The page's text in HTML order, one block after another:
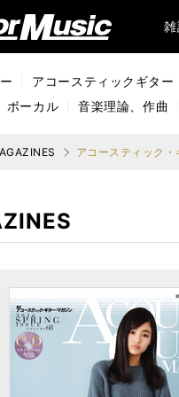
Music)
アコースティックギター
ボーカル
音楽理論、作曲
アコースティック